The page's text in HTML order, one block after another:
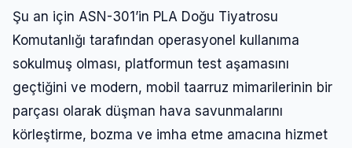
Şu an için ASN-301’in PLA Doğu Tiyatrosu
Komutanlığı tarafından operasyonel kullanıma
sokulmuş olması, platformun test aşamasını
geçtiğini ve modern, mobil taarruz mimarilerinin bir
parçası olarak düşman hava savunmalarını
körleştirme, bozma ve imha etme amacına hizmet